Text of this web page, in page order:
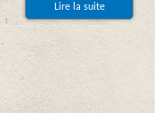
Lire la suite